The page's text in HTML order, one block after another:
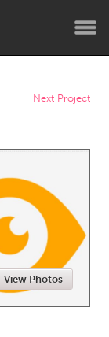
Next Project
View Photos